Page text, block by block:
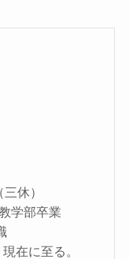
休）
学部卒業
在に至る。